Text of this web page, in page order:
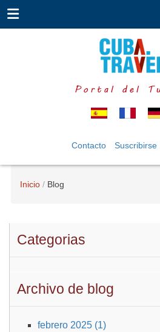
Portal del
Contacto Suscribirse
Inicio Blog
Categorias
Archivo de blog
febrero 2025 (1)